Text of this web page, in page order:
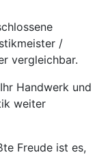
/
vergleichbar.
Handwerk und
weiter
Freude ist es,